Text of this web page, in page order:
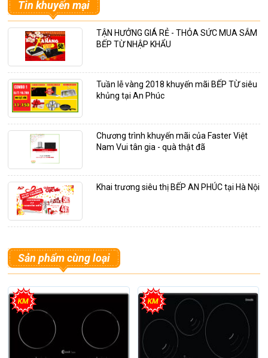
Tin khuyến mại
TẬN HƯỞNG GIÁ RẺ - THỎA SỨC MUA SẮM
BẾP TỪ NHẬP KHẨU
Tuần lễ vàng 2018 khuyến mãi BẾP TỪ siêu
khủng tại An Phúc
Chương trình khuyến mãi của Faster Việt
Nam Vui tân gia - quà thật đã
Khai trương siêu thị BẾP AN PHÚC tại Hà Nội
Sản phẩm cùng loại